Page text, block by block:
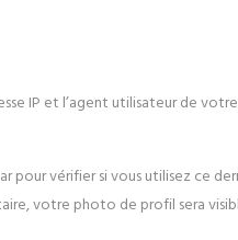
IP et l’agent utilisateur de
vérifier si vous utilisez ce
votre photo de profil sera